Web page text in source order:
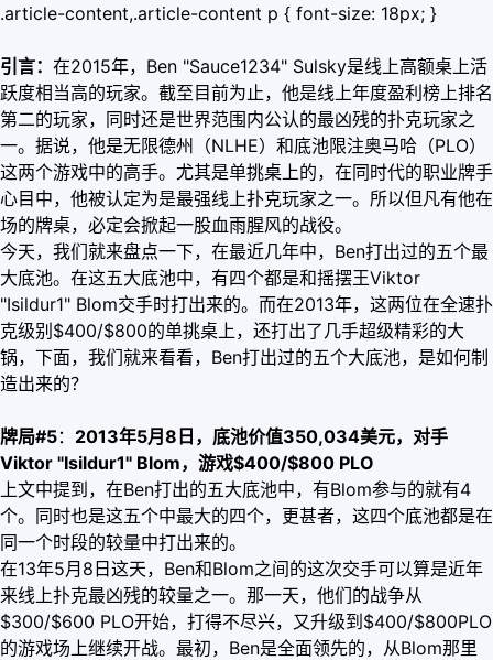
.article-content,.article-content p { font-size: 18px; }
引言： 在2015年，Ben "Sauce1234" Sulsky是线上高额桌上活
跃度相当高的玩家。截至目前为止，他是线上年度盈利榜上排名
第二的玩家，同时还是世界范围内公认的最凶残的扑克玩家之
一。据说，他是无限德州（NLHE）和底池限注奥马哈（PLO）
这两个游戏中的高手。尤其是单挑桌上的，在同时代的职业牌手
心目中，他被认定为是最强线上扑克玩家之一。所以但凡有他在
场的牌桌，必定会掀起一股血雨腥风的战役。
今天，我们就来盘点一下，在最近几年中，Ben打出过的五个最
大底池。在这五大底池中，有四个都是和摇摆王Viktor
"Isildur1" Blom交手时打出来的。而在2013年，这两位在全速扑
克级别$400/$800的单挑桌上，还打出了几手超级精彩的大
锅，下面，我们就来看看，Ben打出过的五个大底池，是如何制
造出来的？
牌局#5： 2013年5月8日，底池价值350,034美元，对手
Viktor "Isildur1" Blom，游戏$400/$800 PLO
上文中提到，在Ben打出的五大底池中，有Blom参与的就有4
个。同时也是这五个中最大的四个，更甚者，这四个底池都是在
同一个时段的较量中打出来的。
在13年5月8日这天，Ben和Blom之间的这次交手可以算是近年
来线上扑克最凶残的较量之一。那一天，他们的战争从
$300/$600 PLO开始，打得不尽兴，又升级到$400/$800PLO
的游戏场上继续开战。最初，Ben是全面领先的，从Blom那里